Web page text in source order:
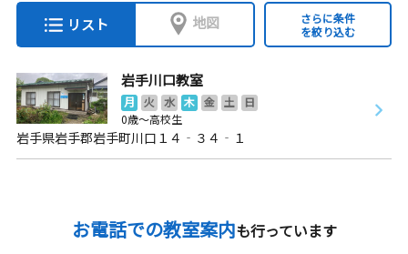
リスト 地図
さらに条件
を絞り込む
岩手川口教室
月 火 水 木 金 土
日
0歳～高校生
岩手県岩手郡岩手町川口１４‐３４‐１
お電話での教室案内も行っています